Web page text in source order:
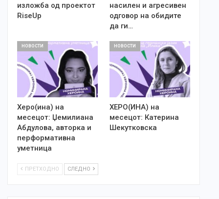
изложба од проектот
RiseUp
насилен и агресивен
одговор на обидите
да ги…
НОВОСТИ
Херо(ина) на
месецот: Џемилиана
Абдулова, авторка и
перформативна
уметница
НОВОСТИ
ХЕРО(ИНА) на
месецот: Катерина
Шекутковска
ПРЕТХОДНО СЛЕДНО